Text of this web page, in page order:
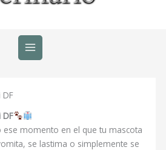
DF
DF
ese momento en el que tu mascota
se lastima o simplemente se